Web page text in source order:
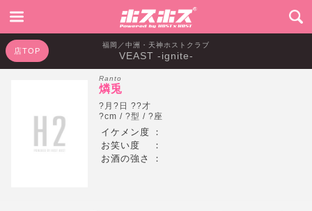
福岡／中洲・天神ホストクラブ
VEAST -ignite-
店TOP
Ranto
燐兎
?月?日 ??才
?cm / ?型 / ?座
イケメン度
：
お笑い度
：
お酒の強さ
：